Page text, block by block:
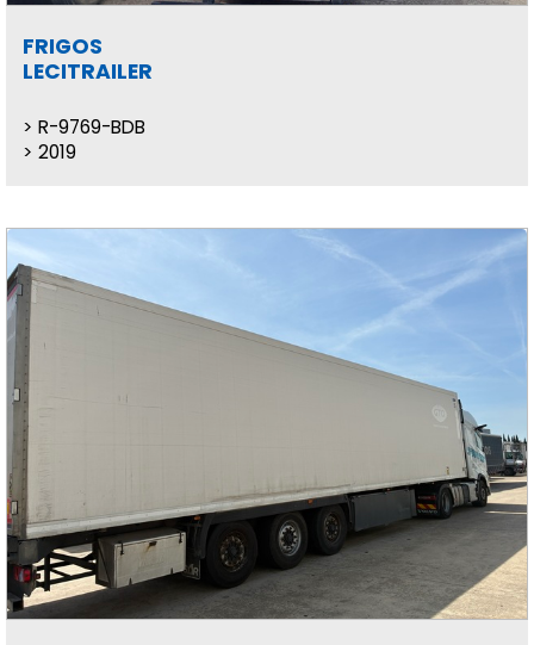
FRIGOS
LECITRAILER
R-9769-BDB
2019